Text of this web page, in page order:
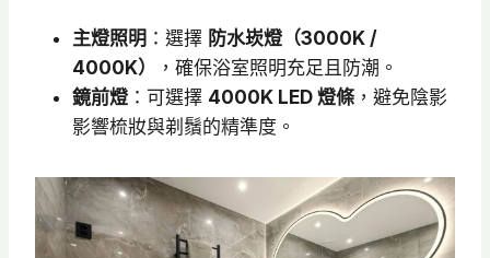
主燈照明 ：選擇 防水崁燈（3000K /
4000K）
，確保浴室照明充足且防潮。
鏡前燈：可選擇 4000K LED 燈條 ，避免陰影
影響梳妝與剃鬚的精準度。